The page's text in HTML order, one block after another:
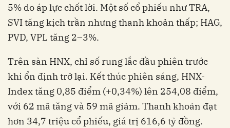
5% do áp lực chốt lời. Một số cổ phiếu như TRA,
SVI tăng kịch trần nhưng thanh khoản thấp; HAG,
PVD, VPL tăng 2–3%.
Trên sàn HNX, chỉ số rung lắc đầu phiên trước
khi ổn định trở lại. Kết thúc phiên sáng, HNX-
Index tăng 0,85 điểm (+0,34%) lên 254,08 điểm,
với 62 mã tăng và 59 mã giảm. Thanh khoản đạt
hơn 34,7 triệu cổ phiếu, giá trị 616,6 tỷ đồng.